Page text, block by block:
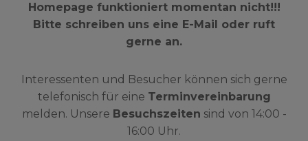
Homepage funktioniert momentan nicht!!!
Bitte schreiben uns eine E-Mail oder ruft
gerne an.
Interessenten und Besucher können sich gerne
telefonisch für eine Terminvereinbarung
melden. Unsere Besuchszeiten sind von 14:00 -
16:00 Uhr.